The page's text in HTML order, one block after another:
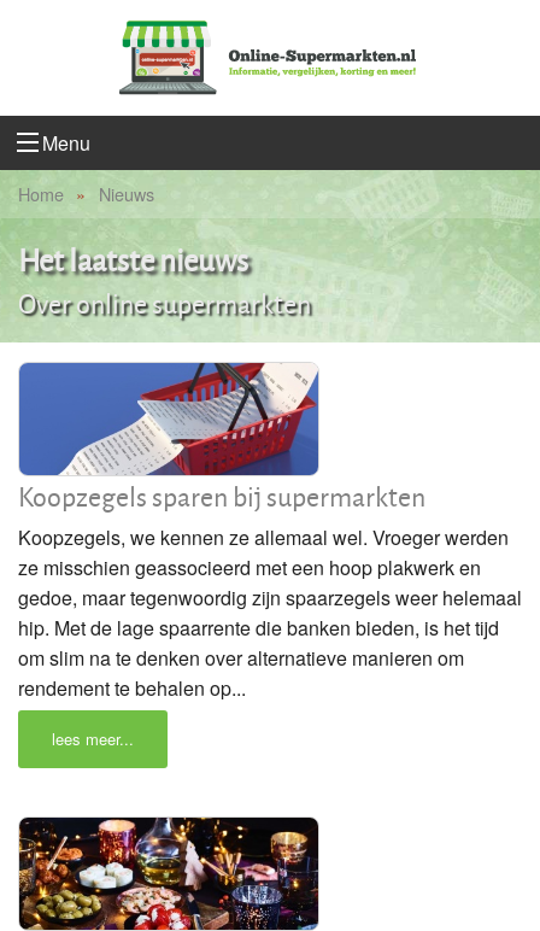
Menu
Home Nieuws
Het laatste nieuws
Over online supermarkten
Koopzegels sparen bij supermarkten
Koopzegels, we kennen ze allemaal wel. Vroeger werden
ze misschien geassocieerd met een hoop plakwerk en
gedoe, maar tegenwoordig zijn spaarzegels weer helemaal
hip. Met de lage spaarrente die banken bieden, is het tijd
om slim na te denken over alternatieve manieren om
rendement te behalen op...
lees meer...